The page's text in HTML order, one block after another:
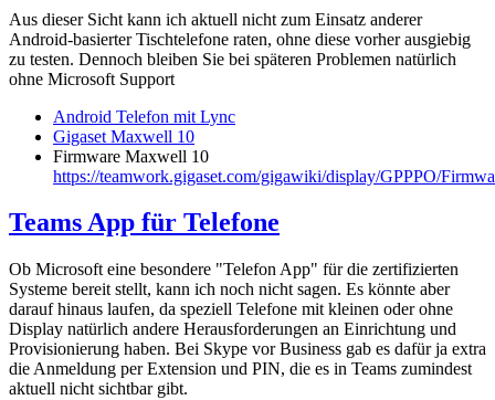
Aus dieser Sicht kann ich aktuell nicht zum Einsatz anderer
Android-basierter Tischtelefone raten, ohne diese vorher ausgiebig
zu testen. Dennoch bleiben Sie bei späteren Problemen natürlich
ohne Microsoft Support
Android Telefon mit Lync
Gigaset Maxwell 10
Firmware Maxwell 10
https://teamwork.gigaset.com/gigawiki/display/GPPPO/
Teams App für Telefone
Ob Microsoft eine besondere "Telefon App" für die zertifizierten
Systeme bereit stellt, kann ich noch nicht sagen. Es könnte aber
darauf hinaus laufen, da speziell Telefone mit kleinen oder ohne
Display natürlich andere Herausforderungen an Einrichtung und
Provisionierung haben. Bei Skype vor Business gab es dafür ja extra
die Anmeldung per Extension und PIN, die es in Teams zumindest
aktuell nicht sichtbar gibt.